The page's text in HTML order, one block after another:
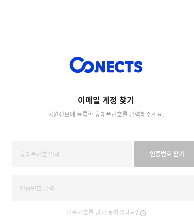
이메일 계정 찾기
회원정보에 등록한 휴대폰번호를 입력해주세요.
인증번호 받기
인증번호를 받지 못하셨나요?